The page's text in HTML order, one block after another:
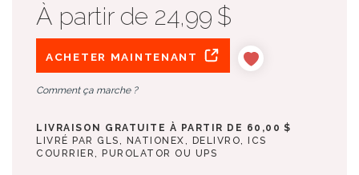
À partir de 24,99 $
ACHETER MAINTENANT
Comment ça marche ?
LIVRAISON GRATUITE À PARTIR DE 60,00 $
LIVRÉ PAR GLS, NATIONEX, DELIVRO, ICS
COURRIER, PUROLATOR OU UPS